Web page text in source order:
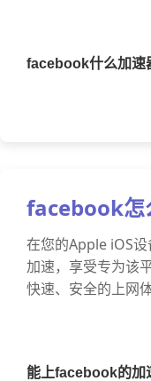
facebook什么加速
facebook怎
在您的Apple iOS
加速，享受专为该
快速、安全的上网体
能上facebook的加